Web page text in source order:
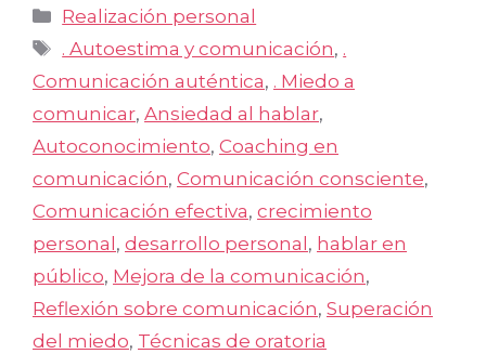
Categorías
Realización personal
Etiquetas
. Autoestima y comunicación, .
Comunicación auténtica, . Miedo a
comunicar, Ansiedad al hablar,
Autoconocimiento, Coaching en
comunicación, Comunicación consciente,
Comunicación efectiva, crecimiento
personal , desarrollo personal , hablar en
público, Mejora de la comunicación,
Reflexión sobre comunicación, Superación
del miedo, Técnicas de oratoria